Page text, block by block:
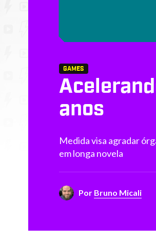
GAMES
anos
Medida visa agradar
em longa novela
Por Bruno Micali